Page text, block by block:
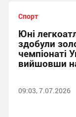
Спорт
Юні
здобули
чемпіонаті
вийшовши
09:03, 7.07.2026